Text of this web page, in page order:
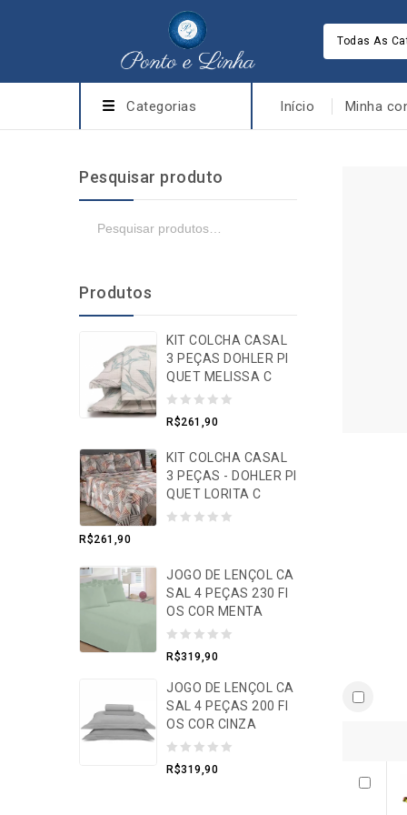
Todas As
Categorias Início Minha
Pesquisar produto
Produtos
KIT COLCHA CASAL
3 PEÇAS DOHLER PI
QUET MELISSA C
0
u
t
R$261,90
KIT COLCHA CASAL
3 PEÇAS - DOHLER PI
QUET LORITA C
u
t
R$261,90
JOGO DE LENÇOL CA
SAL 4 PEÇAS 230 FI
OS COR MENTA
0
u
t
o
f
R$319,90
JOGO DE LENÇOL CA
SAL 4 PEÇAS 200 FI
OS COR CINZA
0R$319,90